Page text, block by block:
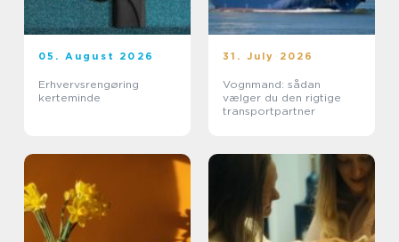
05. August 2026
Erhvervsrengøring
kerteminde
31. July 2026
Vognmand: sådan
vælger du den rigtige
transportpartner